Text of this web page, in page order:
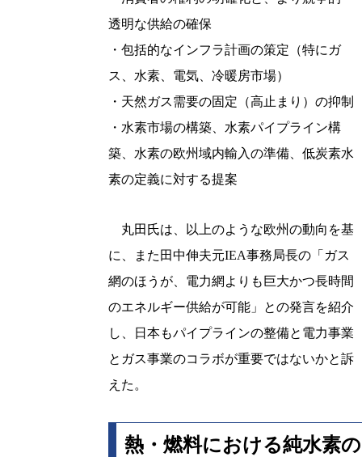
透明な供給の確保
・包括的なインフラ計画の策定（特にガ
ス、水素、電気、冷暖房市場）
・天然ガス需要の固定（高止まり）の抑制
・水素市場の構築、水素パイプライン構
築、水素の欧州域内輸入の準備、低炭素水
素の定義に対する提案
丸田氏は、以上のような欧州の動向を基
に、また田中伸夫元IEA事務局長の「ガス
網のほうが、電力網よりも巨大かつ長時間
のエネルギー供給が可能」との発言を紹介
し、日本もパイプラインの整備と電力事業
とガス事業のコラボが重要ではないかと訴
えた。
熱・燃料における純水素の